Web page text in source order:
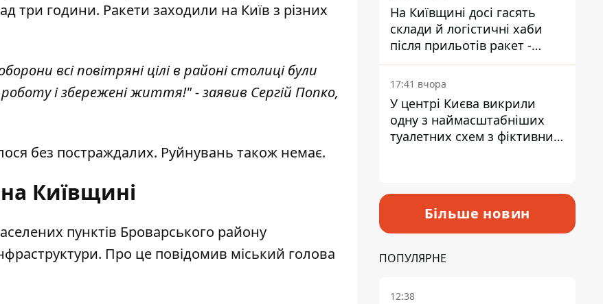
три години. Ракети заходили на Київ з різних
всі повітряні цілі в районі столиці були
і збережені життя!" - заявив Сергій Попко,
без постраждалих. Руйнувань також немає.
Київщині
пунктів Броварського району
Про це повідомив міський голова
На Київщині досі гасять
склади й логістичні хаби
після прильотів ракет -
ДСНС
17:41 вчора
У центрі Києва викрили
одну з наймасштабніших
туалетних схем з фіктивним
Більше новин
ПОПУЛЯРНЕ
12:38